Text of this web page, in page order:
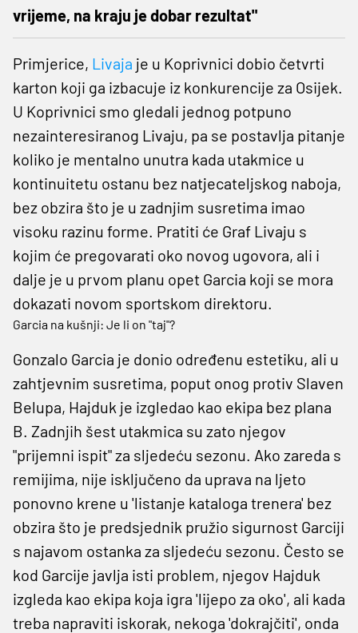
vrijeme, na kraju je dobar rezultat"
Primjerice, Livaja je u Koprivnici dobio četvrti
karton koji ga izbacuje iz konkurencije za Osijek.
U Koprivnici smo gledali jednog potpuno
nezainteresiranog Livaju, pa se postavlja pitanje
koliko je mentalno unutra kada utakmice u
kontinuitetu ostanu bez natjecateljskog naboja,
bez obzira što je u zadnjim susretima imao
visoku razinu forme. Pratiti će Graf Livaju s
kojim će pregovarati oko novog ugovora, ali i
dalje je u prvom planu opet Garcia koji se mora
dokazati novom sportskom direktoru.
Garcia na kušnji: Je li on "taj"?
Gonzalo Garcia je donio određenu estetiku, ali u
zahtjevnim susretima, poput onog protiv Slaven
Belupa, Hajduk je izgledao kao ekipa bez plana
B. Zadnjih šest utakmica su zato njegov
"prijemni ispit" za sljedeću sezonu. Ako zareda s
remijima, nije isključeno da uprava na ljeto
ponovno krene u 'listanje kataloga trenera' bez
obzira što je predsjednik pružio sigurnost Garciji
s najavom ostanka za sljedeću sezonu. Često se
kod Garcije javlja isti problem, njegov Hajduk
izgleda kao ekipa koja igra 'lijepo za oko', ali kada
treba napraviti iskorak, nekoga 'dokrajčiti', onda